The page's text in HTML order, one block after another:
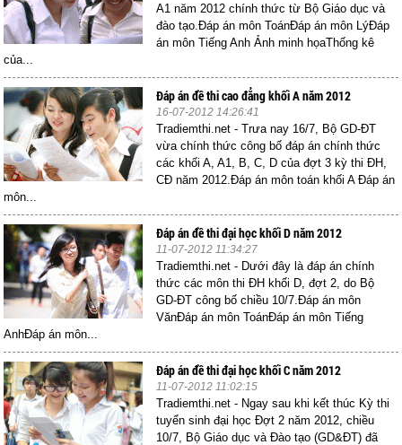
A1 năm 2012 chính thức từ Bộ Giáo dục và
đào tạo.Đáp án môn ToánĐáp án môn LýĐáp
án môn Tiếng Anh Ảnh minh họaThống kê
của...
Đáp án đề thi cao đẳng khối A năm 2012
16-07-2012 14:26:41
Tradiemthi.net - Trưa nay 16/7, Bộ GD-ĐT
vừa chính thức công bố đáp án chính thức
các khối A, A1, B, C, D của đợt 3 kỳ thi ĐH,
CĐ năm 2012.Đáp án môn toán khối A Đáp án
môn...
Đáp án đề thi đại học khối D năm 2012
11-07-2012 11:34:27
Tradiemthi.net - Dưới đây là đáp án chính
thức các môn thi ĐH khối D, đợt 2, do Bộ
GD-ĐT công bố chiều 10/7.Đáp án môn
VănĐáp án môn ToánĐáp án môn Tiếng
AnhĐáp án môn...
Đáp án đề thi đại học khối C năm 2012
11-07-2012 11:02:15
Tradiemthi.net - Ngay sau khi kết thúc Kỳ thi
tuyển sinh đại học Đợt 2 năm 2012, chiều
10/7, Bộ Giáo dục và Đào tạo (GD&ĐT) đã